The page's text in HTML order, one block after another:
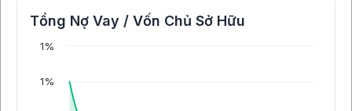
Tổng Nợ Vay / Vốn Chủ Sở Hữu
1%
1%